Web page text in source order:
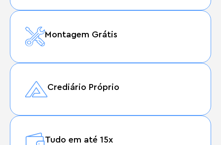
Montagem Grátis
Crediário Próprio
Tudo em até 15x